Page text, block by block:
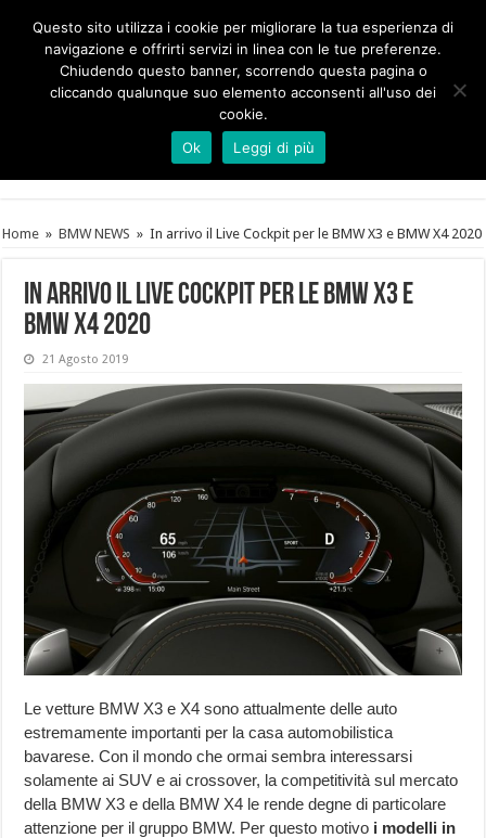
Home » BMW NEWS » In arrivo il Live Cockpit per le BMW X3 e BMW X4 2020
In arrivo il Live Cockpit per le BMW X3 e
BMW X4 2020
21 Agosto 2019
Le vetture BMW X3 e X4 sono attualmente delle auto
estremamente importanti per la casa automobilistica
bavarese. Con il mondo che ormai sembra interessarsi
solamente ai SUV e ai crossover, la competitività sul mercato
della BMW X3 e della BMW X4 le rende degne di particolare
attenzione per il gruppo BMW. Per questo motivo i modelli in
Questo sito utilizza i cookie per migliorare la tua esperienza di
navigazione e offrirti servizi in linea con le tue preferenze.
Chiudendo questo banner, scorrendo questa pagina o
cliccando qualunque suo elemento acconsenti all'uso dei
cookie.
Ok
Leggi di più